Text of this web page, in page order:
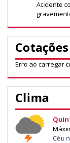
Acidente
Cotações
Erro ao carregar
Clima
Céu